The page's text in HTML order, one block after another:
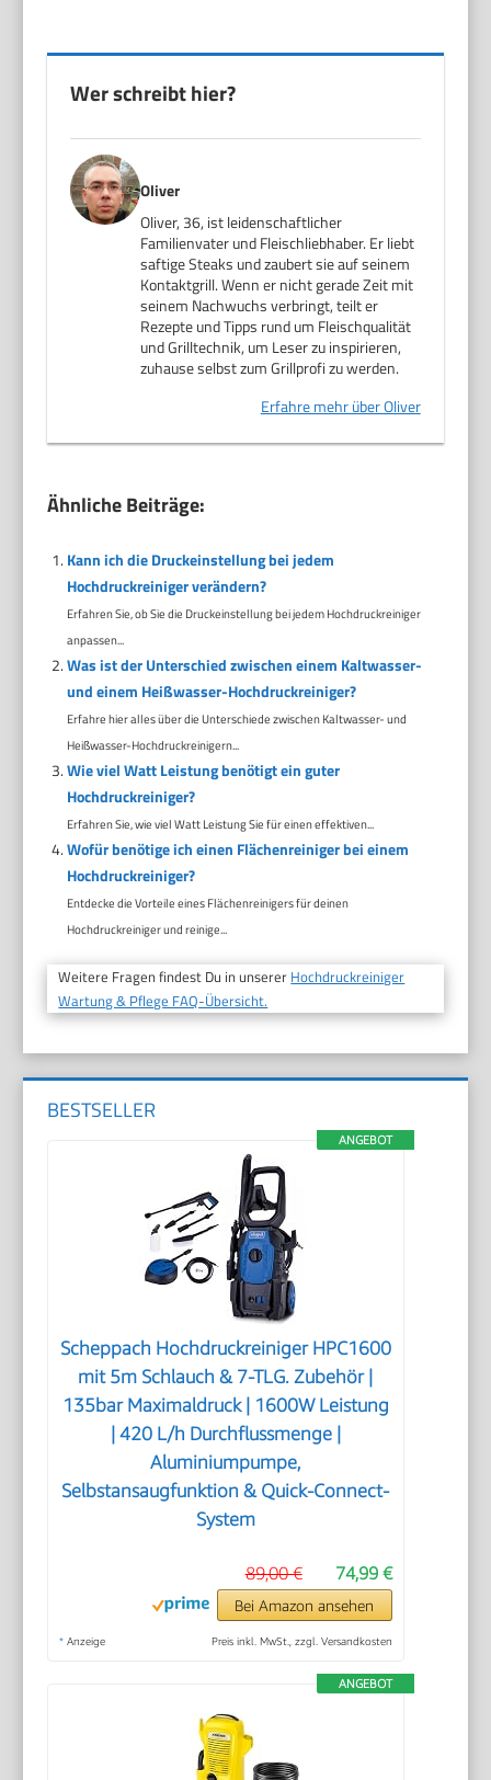
Wer schreibt hier?
Oliver
Oliver, 36, ist leidenschaftlicher
Familienvater und Fleischliebhaber. Er liebt
saftige Steaks und zaubert sie auf seinem
Kontaktgrill. Wenn er nicht gerade Zeit mit
seinem Nachwuchs verbringt, teilt er
Rezepte und Tipps rund um Fleischqualität
und Grilltechnik, um Leser zu inspirieren,
zuhause selbst zum Grillprofi zu werden.
Erfahre mehr über Oliver
Ähnliche Beiträge:
Kann ich die Druckeinstellung bei jedem
Hochdruckreiniger verändern?
Erfahren Sie, ob Sie die Druckeinstellung bei jedem Hochdruckreiniger
anpassen...
Was ist der Unterschied zwischen einem Kaltwasser-
und einem Heißwasser-Hochdruckreiniger?
Erfahre hier alles über die Unterschiede zwischen Kaltwasser- und
Heißwasser-Hochdruckreinigern...
Wie viel Watt Leistung benötigt ein guter
Hochdruckreiniger?
Erfahren Sie, wie viel Watt Leistung Sie für einen effektiven...
Wofür benötige ich einen Flächenreiniger bei einem
Hochdruckreiniger?
Entdecke die Vorteile eines Flächenreinigers für deinen
Hochdruckreiniger und reinige...
Weitere Fragen findest Du in unserer Hochdruckreiniger
Wartung & Pflege FAQ-Übersicht.
BESTSELLER
ANGEBOT
Scheppach Hochdruckreiniger HPC1600
mit 5m Schlauch & 7-TLG. Zubehör |
135bar Maximaldruck | 1600W Leistung
| 420 L/h Durchflussmenge |
Aluminiumpumpe,
Selbstansaugfunktion & Quick-Connect-
System
74,99 €
89,00 €
Bei Amazon ansehen
* Anzeige Preis inkl. MwSt., zzgl. Versandkosten
ANGEBOT